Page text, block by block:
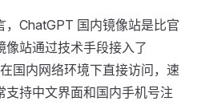
，ChatGPT 国内镜像站是比官
像站通过技术手段接入了
国内网络环境下直接访问，速
支持中文界面和国内手机号注